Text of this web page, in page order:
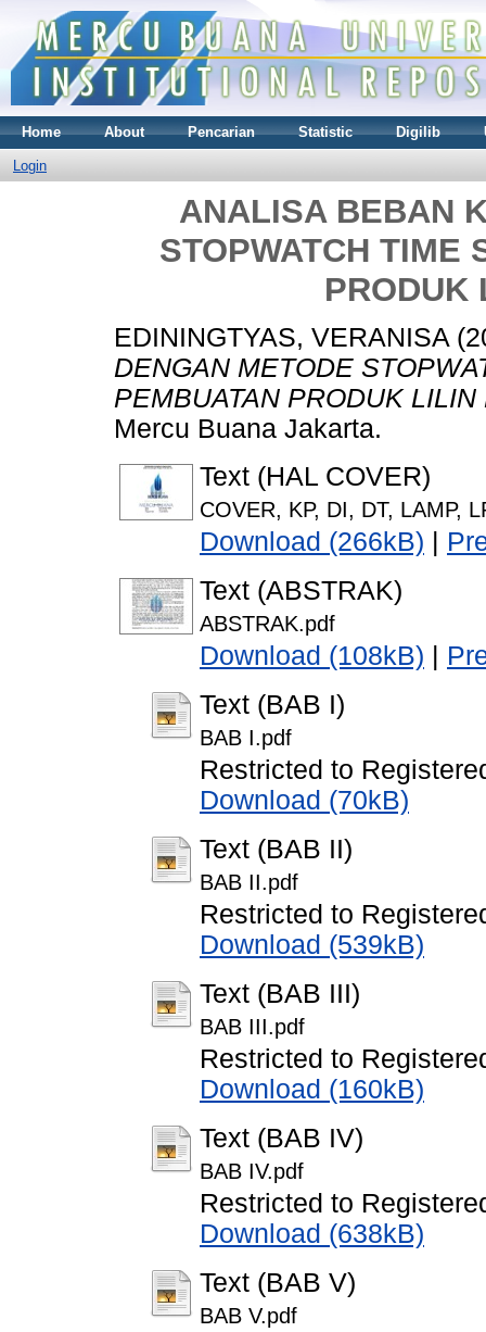
Home About Pencarian Statistic Digilib
Login
ANALISA BEBAN
STOPWATCH TIME
PRODUK
EDININGTYAS, VERANISA
DENGAN METODE
PEMBUATAN PRODUK
Mercu Buana Jakarta.
Text (HAL COVER)
COVER, KP, DI, DT, LAMP,
Download (266kB)
Text (ABSTRAK)
ABSTRAK.pdf
Download (108kB)
Text (BAB I)
BAB I.pdf
Restricted to
Download (70kB)
Text (BAB II)
BAB II.pdf
Restricted to
Download (539kB)
Text (BAB III)
BAB III.pdf
Restricted to
Download (160kB)
Text (BAB IV)
BAB IV.pdf
Restricted to
Download (638kB)
Text (BAB V)
BAB V.pdf